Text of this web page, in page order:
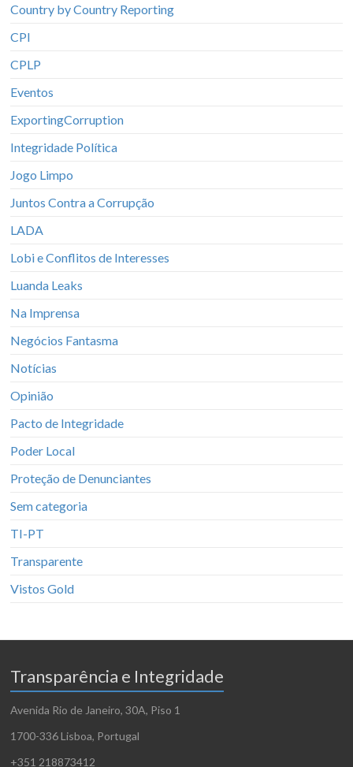
Country by Country Reporting
CPI
CPLP
Eventos
ExportingCorruption
Integridade Política
Jogo Limpo
Juntos Contra a Corrupção
LADA
Lobi e Conflitos de Interesses
Luanda Leaks
Na Imprensa
Negócios Fantasma
Notícias
Opinião
Pacto de Integridade
Poder Local
Proteção de Denunciantes
Sem categoria
TI-PT
Transparente
Vistos Gold
Transparência e Integridade
Avenida Rio de Janeiro, 30A, Piso 1
1700-336 Lisboa, Portugal
+351 218873412